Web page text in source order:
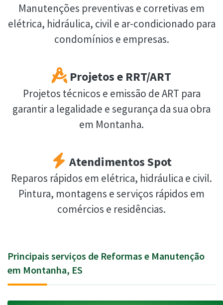
Manutenções preventivas e corretivas em
elétrica, hidráulica, civil e ar-condicionado para
condomínios e empresas.
Projetos e RRT/ART
Projetos técnicos e emissão de ART para
garantir a legalidade e segurança da sua obra
em Montanha.
Atendimentos Spot
Reparos rápidos em elétrica, hidráulica e civil.
Pintura, montagens e serviços rápidos em
comércios e residências.
Principais serviços de Reformas e Manutenção
em Montanha, ES